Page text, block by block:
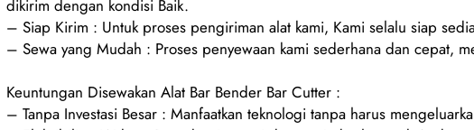
dikirim dengan kondisi Baik.
– Siap Kirim : Untuk proses pengiriman alat kami, Kami selalu siap
– Sewa yang Mudah : Proses penyewaan kami sederhana dan cepat,
Keuntungan Disewakan Alat Bar Bender Bar Cutter :
– Tanpa Investasi Besar : Manfaatkan teknologi tanpa harus